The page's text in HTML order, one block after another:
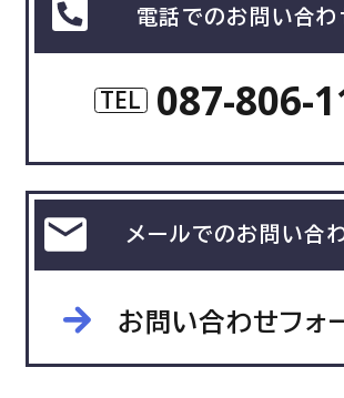
電話でのお問い合わ
TEL 087-806-
メールでのお問い合
お問い合わせフォ